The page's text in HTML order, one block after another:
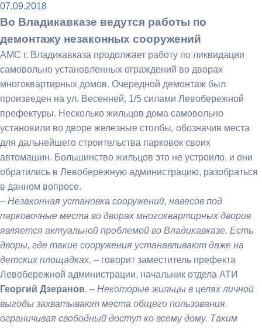
07.09.2018
Во Владикавказе ведутся работы по
демонтажу незаконных сооружений
АМС г. Владикавказа продолжает работу по ликвидации
самовольно установленных ограждений во дворах
многоквартирных домов. Очередной демонтаж был
произведен на ул. Весенней, 1/5 силами Левобережной
префектуры. Несколько жильцов дома самовольно
установили во дворе железные столбы, обозначив места
для дальнейшего строительства парковок своих
автомашин. Большинство жильцов это не устроило, и они
обратились в Левобережную администрацию, разобраться
в данном вопросе.
– Незаконная установка сооружений, навесов под
парковочные места во дворах многоквартирных дворов
является актуальной проблемой во Владикавказе. Есть
дворы, где такие сооружения устанавливают даже на
детских площадках, – говорит заместитель префекта
Левобережной администрации, начальник отдела АТИ
Георгий Дзеранов. – Некоторые жильцы в целях личной
выгоды захватывают места общего пользования,
ограничивая свободный доступ ко всему дому. Таким